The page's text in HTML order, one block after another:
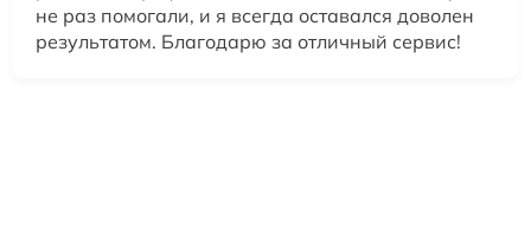
не раз помогали, и я всегда оставался доволен
результатом. Благодарю за отличный сервис!